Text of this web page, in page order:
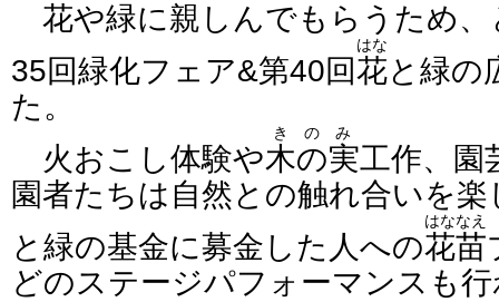
花や緑に親しんでもらうため、
35回緑化フェア&第40回花
はな
と緑の
た。
火おこし体験や木の実
きのみ
工作、園
園者たちは自然との触れ合いを
と緑の基金に募金した人への花苗
はななえ
どのステージパフォーマンスも